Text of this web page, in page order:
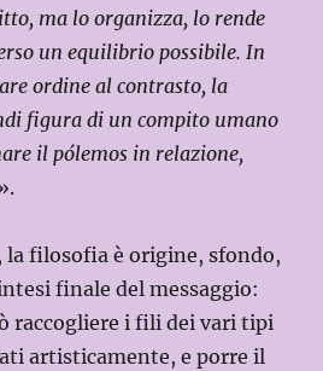
ma lo organizza, lo rende
un equilibrio possibile. In
ordine al contrasto, la
figura di un compito umano
il pólemos in relazione,
filosofia è origine, sfondo,
finale del messaggio:
raccogliere i fili dei vari tipi
artisticamente, e porre il